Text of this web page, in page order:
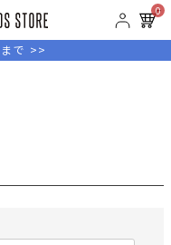
0
で >>